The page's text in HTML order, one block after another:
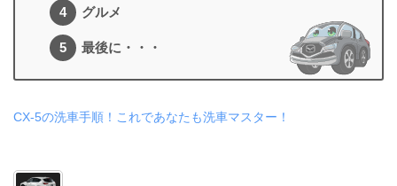
グルメ
最後に・・・
CX-5の洗車手順！これであなたも洗車マスター！